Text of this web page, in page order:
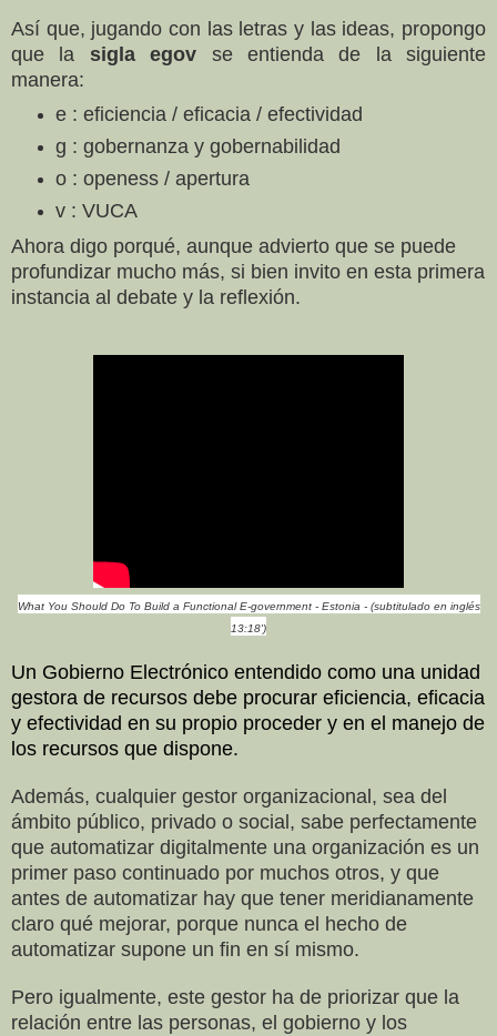
Así que, jugando con las letras y las ideas, propongo
que la sigla egov se entienda de la siguiente
manera:
e : eficiencia / eficacia / efectividad
g : gobernanza y gobernabilidad
o : openess / apertura
v : VUCA
Ahora digo porqué, aunque advierto que se puede
profundizar mucho más, si bien invito en esta primera
instancia al debate y la reflexión.
What You Should Do To Build a Functional E-government - Estonia - (subtitulado en inglés
13:18')
Un Gobierno Electrónico entendido como una unidad
gestora de recursos debe procurar eficiencia, eficacia
y efectividad en su propio proceder y en el manejo de
los recursos que dispone.
Además, cualquier gestor organizacional, sea del
ámbito público, privado o social, sabe perfectamente
que automatizar digitalmente una organización es un
primer paso continuado por muchos otros, y que
antes de automatizar hay que tener meridianamente
claro qué mejorar, porque nunca el hecho de
automatizar supone un fin en sí mismo.
Pero igualmente, este gestor ha de priorizar que la
relación entre las personas, el gobierno y los